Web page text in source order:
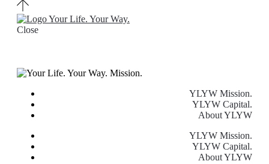
Close
YLYW Mission.
YLYW Capital.
About YLYW
YLYW Mission.
YLYW Capital.
About YLYW